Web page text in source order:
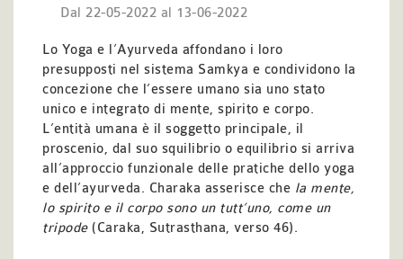
Dal 22-05-2022 al 13-06-2022
Lo Yoga e l’Ayurveda affondano i loro
presupposti nel sistema Samkya e condividono la
concezione che l’essere umano sia uno stato
unico e integrato di mente, spirito e corpo.
L’entità umana è il soggetto principale, il
proscenio, dal suo squilibrio o equilibrio si arriva
all’approccio funzionale delle pratiche dello yoga
e dell’ayurveda. Charaka asserisce che la mente,
lo spirito e il corpo sono un tutt’uno, come un
tripode(Caraka, Sutrasthana, verso 46).